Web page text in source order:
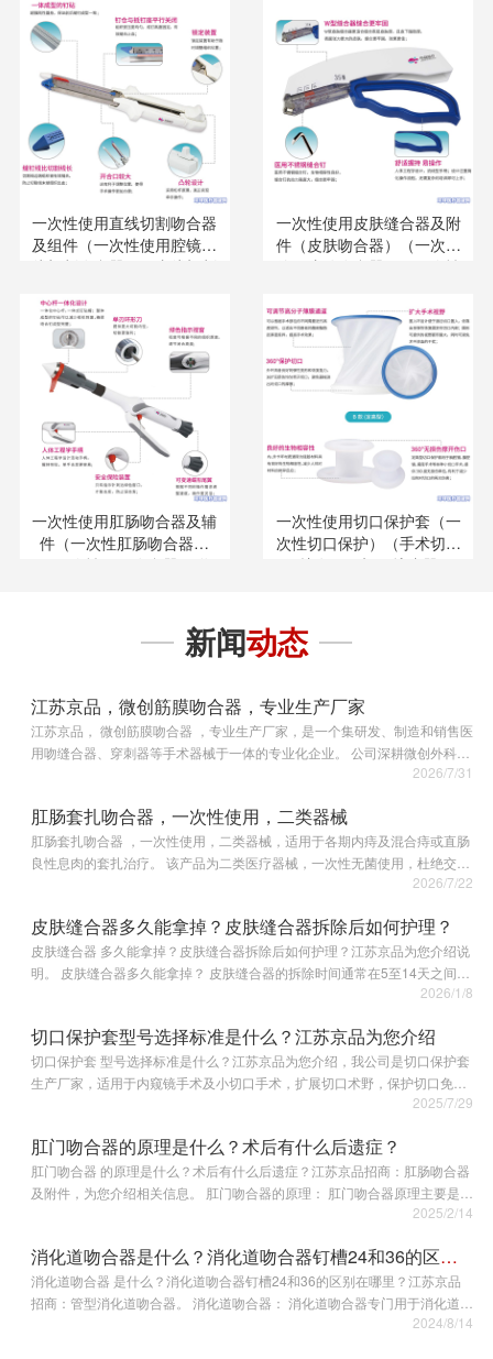
器）
一次性使用直线切割吻合器
及组件（一次性使用腔镜直
线切割吻合器）（直线切割
线切割吻合器钉仓）
一次性使用皮肤缝合器及附
件（皮肤吻合器）（一次性
使用皮肤吻合器）（一次性
一次性使用肛肠吻合器及辅
件（一次性肛肠吻合器）
（一次性肛肠吻合器及附
一次性使用切口保护套（一
次性切口保护）（手术切口
保护套）（切口扩张器）
新闻动态
江苏京品，微创筋膜吻合器，专业生产厂家
江苏京品， 微创筋膜吻合器 ，专业生产厂家，是一个集研发、制造和销售医
用吻缝合器、穿刺器等手术器械于一体的专业化企业。 公司深耕微创外科手
术器械领域多年，依托成熟的研发体系、标准化生产车间和完善的品控流
2026/7/31
肛肠套扎吻合器，一次性使用，二类器械
肛肠套扎吻合器 ，一次性使用，二类器械，适用于各期内痔及混合痔或直肠
良性息肉的套扎治疗。 该产品为二类医疗器械，一次性无菌使用，杜绝交叉
感染风险，依托负压吸附与套扎技术，能够作用于病灶部位，操作便捷、创
2026/7/22
皮肤缝合器多久能拿掉？皮肤缝合器拆除后如何护理？
皮肤缝合器 多久能拿掉？皮肤缝合器拆除后如何护理？江苏京品为您介绍说
明。 皮肤缝合器多久能拿掉？ 皮肤缝合器的拆除时间通常在‌5至14天‌之间，
具体取决于伤口的位置、愈合情况和个人健康状况。以下是不同部位的参考
2026/1/8
切口保护套型号选择标准是什么？江苏京品为您介绍
切口保护套 型号选择标准是什么？江苏京品为您介绍，我公司是切口保护套
生产厂家，适用于内窥镜手术及小切口手术，扩展切口术野，保护切口免受
2025/7/29
肛门吻合器的原理是什么？术后有什么后遗症？
肛门吻合器 的原理是什么？术后有什么后遗症？江苏京品招商：肛肠吻合器
及附件，为您介绍相关信息。 肛门吻合器的原理： 肛门吻合器原理主要是通
2025/2/14
消化道吻合器是什么？消化道吻合器钉槽24和36的区别在哪里？
消化道吻合器 是什么？消化道吻合器钉槽24和36的区别在哪里？江苏京品
招商：管型消化道吻合器。 消化道吻合器： 消化道吻合器专门用于消化道吻
2024/8/14